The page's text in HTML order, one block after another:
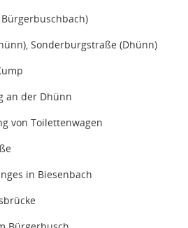
Sonderburgstraße (Dhünn)
an der Dhünn
von Toilettenwagen
in Biesenbach